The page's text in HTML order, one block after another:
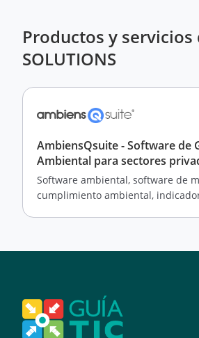
Productos y servicios
SOLUTIONS
AmbiensQsuite - Software de
Ambiental para sectores
Software ambiental, software de
cumplimiento ambiental,